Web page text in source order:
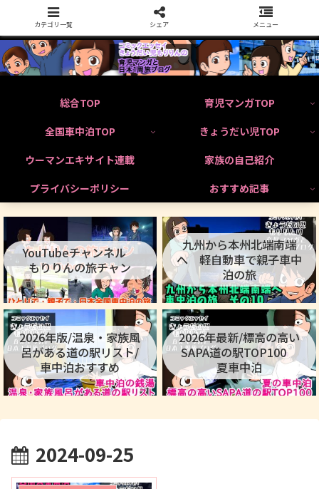
総合TOP
育児マンガTOP
全国車中泊TOP
きょうだい児TOP
ウーマンエキサイト連載
家族の自己紹介
プライバシーポリシー
おすすめ記事
YouTubeチャンネル
もりりんの旅チャン
九州から本州北端南端
へ 軽自動車で親子車中
泊の旅
2026年版/温泉・家族風
呂がある道の駅リスト/
車中泊おすすめ
2026年最新/標高の高い
SAPA道の駅TOP100
夏車中泊
2024-09-25
カテゴリ一覧 シェア メニュー